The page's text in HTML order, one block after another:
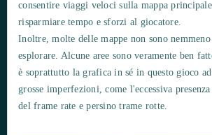
consentire viaggi veloci sulla mappa
risparmiare tempo e sforzi al giocatore.
Inoltre, molte delle mappe non sono
esplorare. Alcune aree sono veramente ben
è soprattutto la grafica in sé in questo gioco ad
grosse imperfezioni, come l'eccessiva
del frame rate e persino trame rotte.